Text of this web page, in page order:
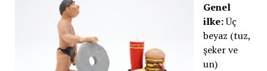
Genel
ilke:Üç
beyaz (tuz,
şeker ve
un)